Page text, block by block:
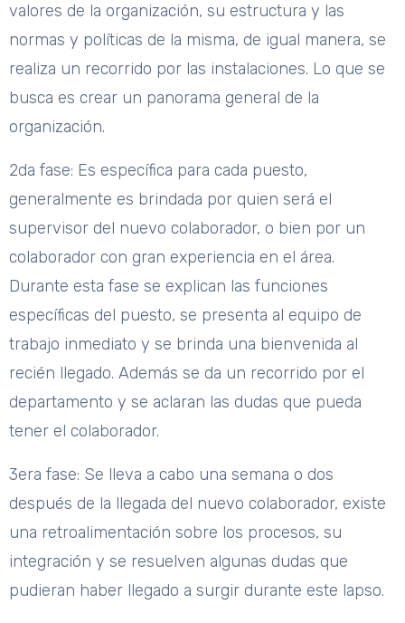
valores de la organización, su estructura y las
normas y políticas de la misma, de igual manera, se
realiza un recorrido por las instalaciones. Lo que se
busca es crear un panorama general de la
organización.
2da fase: Es específica para cada puesto,
generalmente es brindada por quien será el
supervisor del nuevo colaborador, o bien por un
colaborador con gran experiencia en el área.
Durante esta fase se explican las funciones
específicas del puesto, se presenta al equipo de
trabajo inmediato y se brinda una bienvenida al
recién llegado. Además se da un recorrido por el
departamento y se aclaran las dudas que pueda
tener el colaborador.
3era fase: Se lleva a cabo una semana o dos
después de la llegada del nuevo colaborador, existe
una retroalimentación sobre los procesos, su
integración y se resuelven algunas dudas que
pudieran haber llegado a surgir durante este lapso.